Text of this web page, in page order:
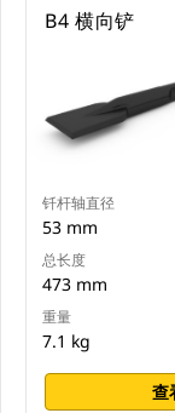
B4 横向铲
钎杆轴直径
53 mm
总长度
473 mm
重量
7.1 kg
查